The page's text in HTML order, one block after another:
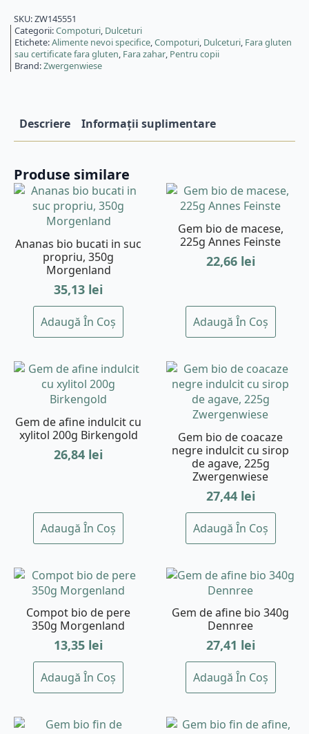
225g
Zwergenwiese
SKU:ZW145551
Categorii:Compoturi, Dulceturi
Etichete:Alimente nevoi specifice,Compoturi, Dulceturi, Fara gluten
sau certificate fara gluten, Fara zahar, Pentru copii
Brand:Zwergenwiese
Descriere Informații suplimentare
Produse similare
Ananas bio bucati in suc
propriu, 350g
Morgenland
35,13 lei
Adaugă În Coș
Gem bio de macese,
225g Annes Feinste
22,66 lei
Adaugă În Coș
Gem de afine indulcit cu
xylitol 200g Birkengold
26,84 lei
Adaugă În Coș
Gem bio de coacaze
negre indulcit cu sirop
de agave, 225g
Zwergenwiese
27,44 lei
Adaugă În Coș
Compot bio de pere
350g Morgenland
13,35 lei
Adaugă În Coș
Gem de afine bio 340g
Dennree
27,41 lei
Adaugă În Coș